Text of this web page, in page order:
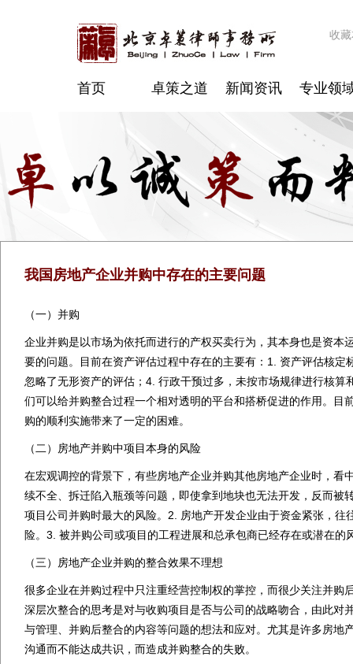
收
首页 卓策之道 新闻资讯 专业领
我国房地产企业并购中存在的主要问题
（一）并购
企业并购是以市场为依托而进行的产权买卖行为，其本身也是资
要的问题。目前在资产评估过程中存在的主要有： 1. 资产评估核定
忽略了无形资产的评估； 4. 行政干预过多，未按市场规律进行核算
们可以给并购整合过程一个相对透明的平台和搭桥促进的作用。
购的顺利实施带来了一定的困难。
（二）房地产并购中项目本身的风险
在宏观调控的背景下，有些房地产企业并购其他房地产企业时，
续不全、拆迁陷入瓶颈等问题，即使拿到地块也无法开发，反而
项目公司并购时最大的风险。 2. 房地产开发企业由于资金紧张，往
险。 3. 被并购公司或项目的工程进展和总承包商已经存在或潜在的
（三）房地产企业并购的整合效果不理想
很多企业在并购过程中只注重经营控制权的掌控，而很少关注并
深层次整合的思考是对与收购项目是否与公司的战略吻合，由此
与管理、并购后整合的内容等问题的想法和应对。尤其是许多房
沟通而不能达成共识，而造成并购整合的失败。